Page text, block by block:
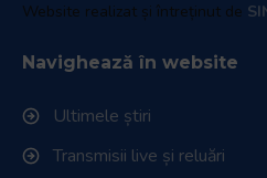
Website realizat și întreținut de
Navighează în website
Ultimele știri
Transmisii live și reluări